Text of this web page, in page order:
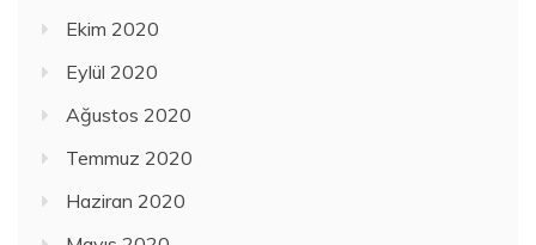
Ekim 2020
Eylül 2020
Ağustos 2020
Temmuz 2020
Haziran 2020